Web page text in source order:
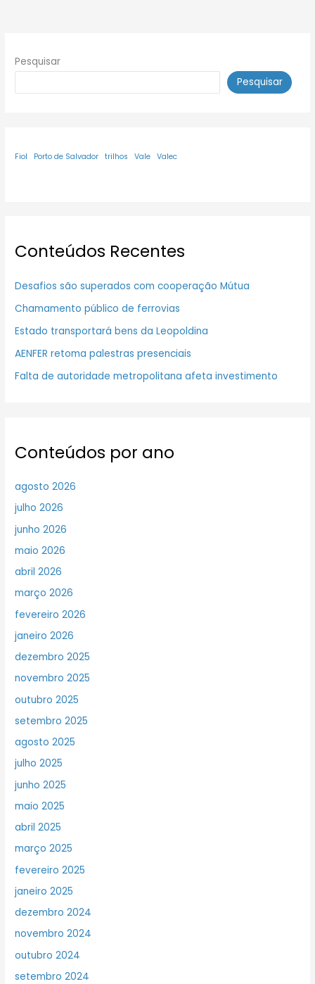
Pesquisar
Pesquisar
Fiol Porto de Salvador trilhos Vale Valec
Conteúdos Recentes
Desafios são superados com cooperação Mútua
Chamamento público de ferrovias
Estado transportará bens da Leopoldina
AENFER retoma palestras presenciais
Falta de autoridade metropolitana afeta investimento
Conteúdos por ano
agosto 2026
julho 2026
junho 2026
maio 2026
abril 2026
março 2026
fevereiro 2026
janeiro 2026
dezembro 2025
novembro 2025
outubro 2025
setembro 2025
agosto 2025
julho 2025
junho 2025
maio 2025
abril 2025
março 2025
fevereiro 2025
janeiro 2025
dezembro 2024
novembro 2024
outubro 2024
setembro 2024